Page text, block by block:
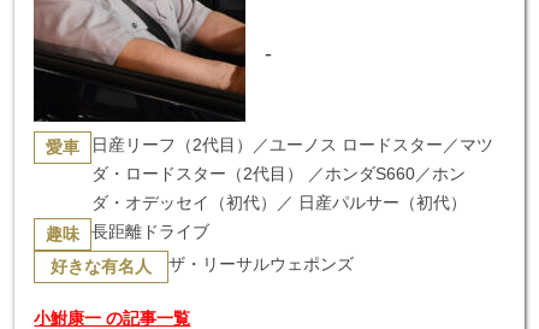
-
愛車
日産リーフ（2代目）／ユーノス ロードスター／マツ
ダ・ロードスター（2代目） ／ホンダS660／ホン
ダ・オデッセイ（初代）／ 日産パルサー（初代）
趣味 長距離ドライブ
好きな有名人 ザ・リーサルウェポンズ
小鮒康一 の記事一覧